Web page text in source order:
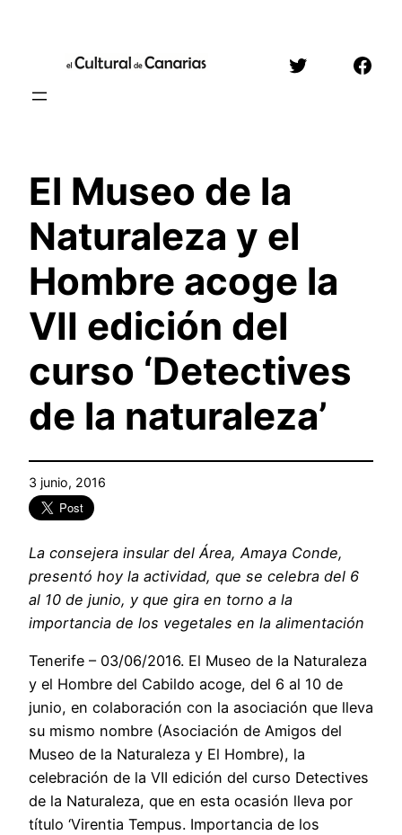
contenido
Twitter
El Museo de la
Naturaleza y el
Hombre acoge la
VII edición del
curso ‘Detectives
de la naturaleza’
3 junio, 2016
La consejera insular del Área, Amaya Conde,
presentó hoy la actividad, que se celebra del 6
al 10 de junio, y que gira en torno a la
importancia de los vegetales en la alimentación
Tenerife – 03/06/2016. El Museo de la Naturaleza
y el Hombre del Cabildo acoge, del 6 al 10 de
junio, en colaboración con la asociación que lleva
su mismo nombre (Asociación de Amigos del
Museo de la Naturaleza y El Hombre), la
celebración de la VII edición del curso Detectives
de la Naturaleza, que en esta ocasión lleva por
título ‘Virentia Tempus. Importancia de los